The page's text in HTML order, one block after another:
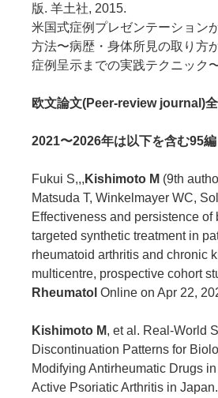
版. 羊土社, 2015.
米国式症例プレゼンテーション
方法〜病歴・身体所見の取り方
症例呈示までの実践テクニック
欧文論文(Peer-review journal)
2021〜2026年は以下を含む95編
Fukui S,,, Kishimoto M (9th
Matsuda T, Winkelmayer WC,
Effectiveness and persistence of
targeted synthetic treatment in
rheumatoid arthritis and chronic
multicentre, prospective cohort
Rheumatol Online on Apr 22,
Kishimoto M, et al. Real-World
Discontinuation Patterns for
Modifying Antirheumatic Drugs
Active Psoriatic Arthritis in Japan.